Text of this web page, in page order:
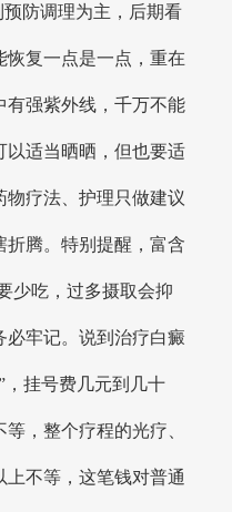
防调理为主，后期看
恢复一点是一点，重在
有强紫外线，千万不能
以适当晒晒，但也要适
物疗法、护理只做建议
折腾。特别提醒，富含
少吃，过多摄取会抑
必牢记。说到治疗白癜
，挂号费几元到几十
，整个疗程的光疗、
不等，这笔钱对普通